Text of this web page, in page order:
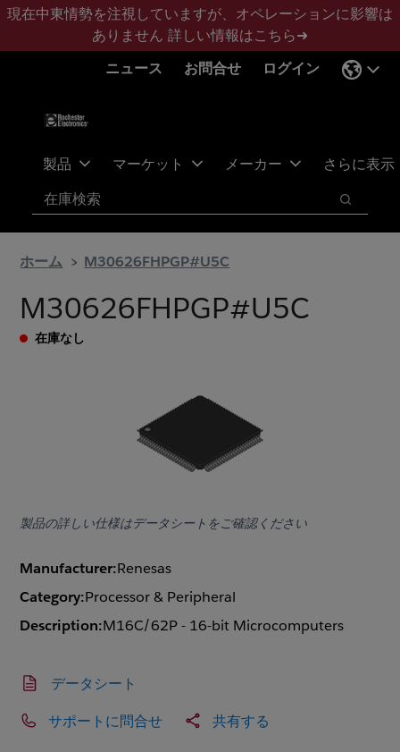
メ
ン
フ
タ
現在中東情勢を注視していますが、オペレーションに影響は
ありません 詳しい情報はこちら➜
ニュース
お問合せ ログイン
製品 マーケット メーカー さらに表示
検索
検索
ホーム M30626FHPGP#U5C
M30626FHPGP#U5C
在庫なし
製品の詳しい仕様はデータシートをご確認ください
Manufacturer:Renesas
Category:Processor & Peripheral
Description:M16C/62P - 16-bit Microcomputers
データシート
サポートに問合せ 共有する